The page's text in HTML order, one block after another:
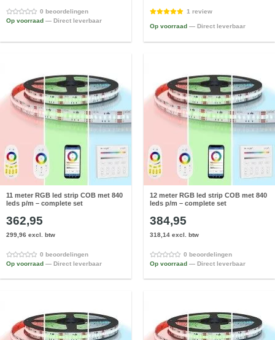
0 beoordelingen
Op voorraad — Direct leverbaar
1 review
Op voorraad — Direct leverbaar
11 meter RGB led strip COB met 840
leds p/m – complete set
362,95
299,96 excl. btw
0 beoordelingen
Op voorraad — Direct leverbaar
12 meter RGB led strip COB met 840
leds p/m – complete set
384,95
318,14 excl. btw
0 beoordelingen
Op voorraad — Direct leverbaar